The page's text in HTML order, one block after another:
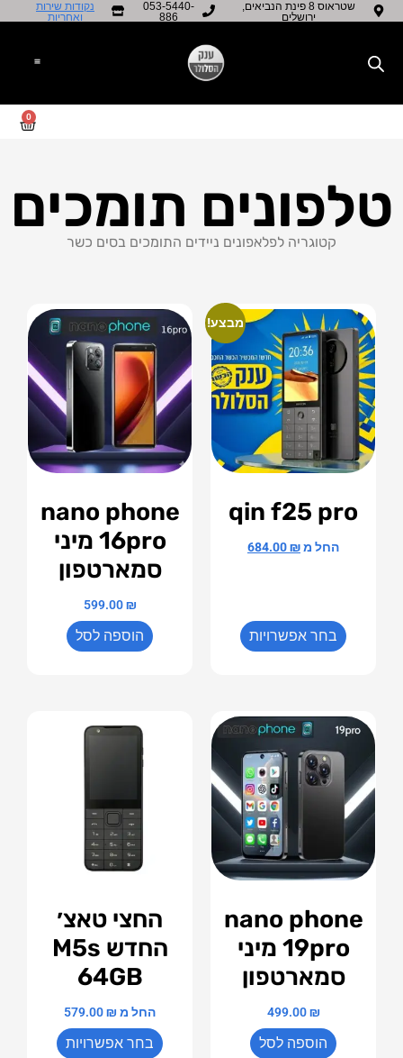
שטראוס 8 פינת הנביאים,
ירושלים
053-5440-
886
נקודות שירות
ואחריות​
0
טלפונים תומכים
קטוגריה לפלאפונים ניידים התומכים בסים כשר
מבצע!
qin f25 pro
החל מ 684.00₪
בחר אפשרויות
nano phone
16pro מיני
סמארטפון
599.00₪
הוספה לסל
nano phone
19pro מיני
סמארטפון
499.00₪
הוספה לסל
החצי טאצ׳
החדש M5s
64GB
החל מ 579.00₪
בחר אפשרויות